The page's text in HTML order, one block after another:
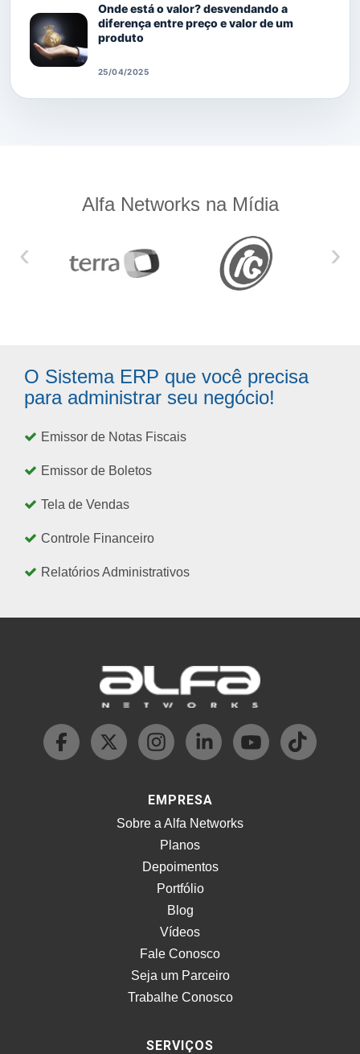
Onde está o valor? desvendando a
diferença entre preço e valor de um
produto
25/04/2025
Alfa Networks na Mídia
‹ ›
O Sistema ERP que você precisa
para administrar seu negócio!
Emissor de Notas Fiscais
Emissor de Boletos
Tela de Vendas
Controle Financeiro
Relatórios Administrativos
EMPRESA
Sobre a Alfa Networks
Planos
Depoimentos
Portfólio
Blog
Vídeos
Fale Conosco
Seja um Parceiro
Trabalhe Conosco
SERVIÇOS